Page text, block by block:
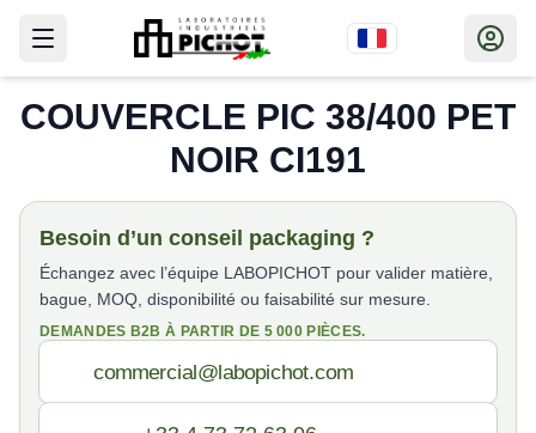
COUVERCLE PIC 38/400 PET
NOIR CI191
Besoin d’un conseil packaging ?
Échangez avec l’équipe LABOPICHOT pour valider matière,
bague, MOQ, disponibilité ou faisabilité sur mesure.
DEMANDES B2B À PARTIR DE 5 000 PIÈCES.